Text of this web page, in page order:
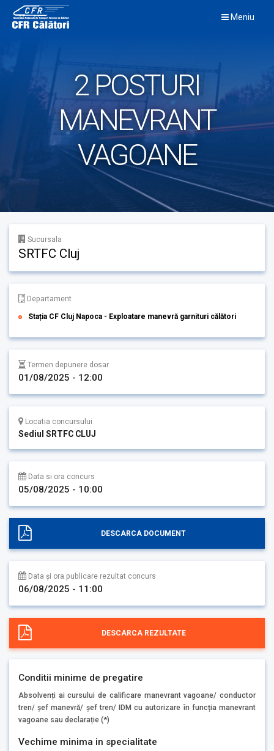
content
Meniu
2 POSTURI
MANEVRANT
VAGOANE
Sucursala
SRTFC Cluj
Departament
Stația CF Cluj Napoca - Exploatare manevră garnituri călători
Termen depunere dosar
01/08/2025 - 12:00
Locatia concursului
Sediul SRTFC CLUJ
Data si ora concurs
05/08/2025 - 10:00
DESCARCA DOCUMENT
Data și ora publicare rezultat concurs
06/08/2025 - 11:00
DESCARCA REZULTATE
Conditii minime de pregatire
Absolvenți ai cursului de calificare manevrant vagoane/ conductor
tren/ șef manevră/ șef tren/ IDM cu autorizare în funcția manevrant
vagoane sau declarație (*)
Vechime minima in specialitate